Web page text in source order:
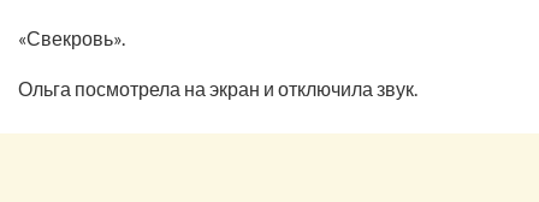
«Свекровь».
Ольга посмотрела на экран и отключила звук.